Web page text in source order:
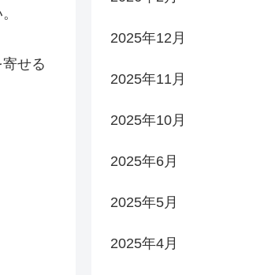
せる
2025年12月
2025年11月
2025年10月
2025年6月
2025年5月
2025年4月